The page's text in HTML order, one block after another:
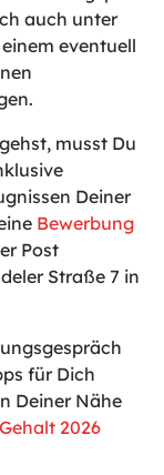
auch unter
eventuell
musst Du
Deiner
Bewerbung
Post
Straße 7 in
für Dich
Deiner Nähe
2026